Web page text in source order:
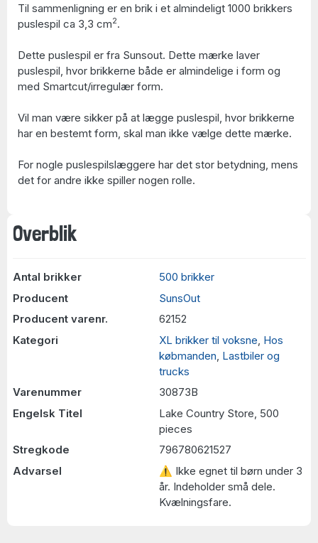
Overblik
Antal brikker
500 brikker
Producent
SunsOut
Producent varenr.
62152
Kategori
XL brikker til voksne Hos
købmanden Lastbiler og
trucks
Varenummer
30873B
Engelsk Titel
Lake Country Store, 500
pieces
Stregkode
796780621527
Advarsel
⚠ Ikke egnet til børn under 3
år. Indeholder små dele.
Kvælningsfare.
Til sammenligning er en brik i et almindeligt 1000 brikkers
puslespil ca 3,3 cm2.
Dette puslespil er fra Sunsout. Dette mærke laver
puslespil, hvor brikkerne både er almindelige i form og
med Smartcut/irregulær form.
Vil man være sikker på at lægge puslespil, hvor brikkerne
har en bestemt form, skal man ikke vælge dette mærke.
For nogle puslespilslæggere har det stor betydning, mens
det for andre ikke spiller nogen rolle.